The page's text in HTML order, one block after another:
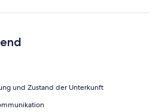
und Zustand der Unterkunft